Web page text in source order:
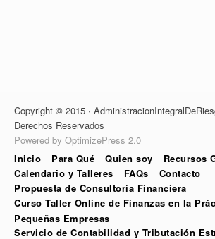
Copyright © 2015 ·
Derechos Reservados
Powered by OptimizePress 2.0
Inicio
Para Qué Quien soy Recursos
Calendario y Talleres
FAQs
Contacto
Propuesta de Consultoría Financiera
Curso Taller Online de Finanzas en la
Pequeñas Empresas
Servicio de Contabilidad y Tributación